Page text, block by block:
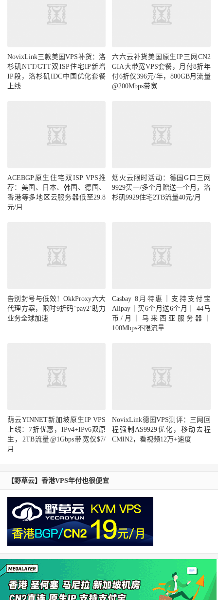
NovixLink三款美国VPS补货：洛
杉矶NTT/GTT双ISP住宅IP新增
IP段，洛杉矶IDC中国优化套餐
上线
六六云补货美国原生IP三网CN2
GIA大带宽VPS套餐，月付8折年
付6折仅396元/年，800GB月流量
@200Mbps带宽
ACEBGP原生住宅双ISP VPS推
荐：美国、日本、韩国、德国、
香港等多地区云服务器低至29.8
元/月
烟火云限时活动：德国G口三网
9929买一/多个月赠送一个月，洛
杉矶9929住宅2TB流量40元/月
告别封号与低效！OkkProxy六大
代理方案，限时9折码‘pay2’助力
业务全球加速
Casbay 8月特惠｜支持支付宝
Alipay｜买6个月送6个月｜ 44马
币/月｜马来西亚服务器｜
100Mbps不限流量
荫云YINNET新加坡原生IP VPS
上线：7折优惠，IPv4+IPv6双原
生，2TB流量@1Gbps带宽仅$7/
月
NovixLink德国VPS测评：三网回
程强制AS9929优化，移动去程
CMIN2，看视频12万+速度
【野草云】香港VPS年付也很便宜